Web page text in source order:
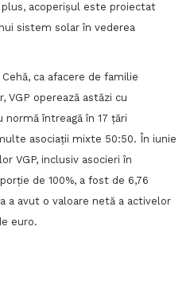
acoperișul este proiectat
sistem solar în vederea
ca afacere de familie
VGP operează astăzi cu
normă întreagă în 17 țări
asociații mixte 50:50. În iunie
VGP, inclusiv asocieri în
de 100%, a fost de 6,76
a avut o valoare netă a activelor
euro.